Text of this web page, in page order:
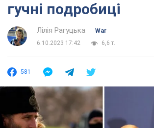
гучні подробиці
Лілія Рагуцька
War
6.10.2023 17:42
6,6 т.
581